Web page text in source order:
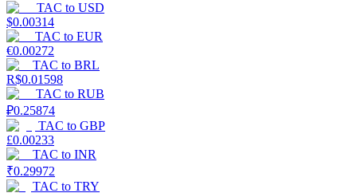
TAC to USD
$0.00314
TAC to EUR
€0.00272
TAC to BRL
R$0.01598
TAC to RUB
₽0.25874
TAC to GBP
£0.00233
TAC to INR
₹0.29972
TAC to TRY